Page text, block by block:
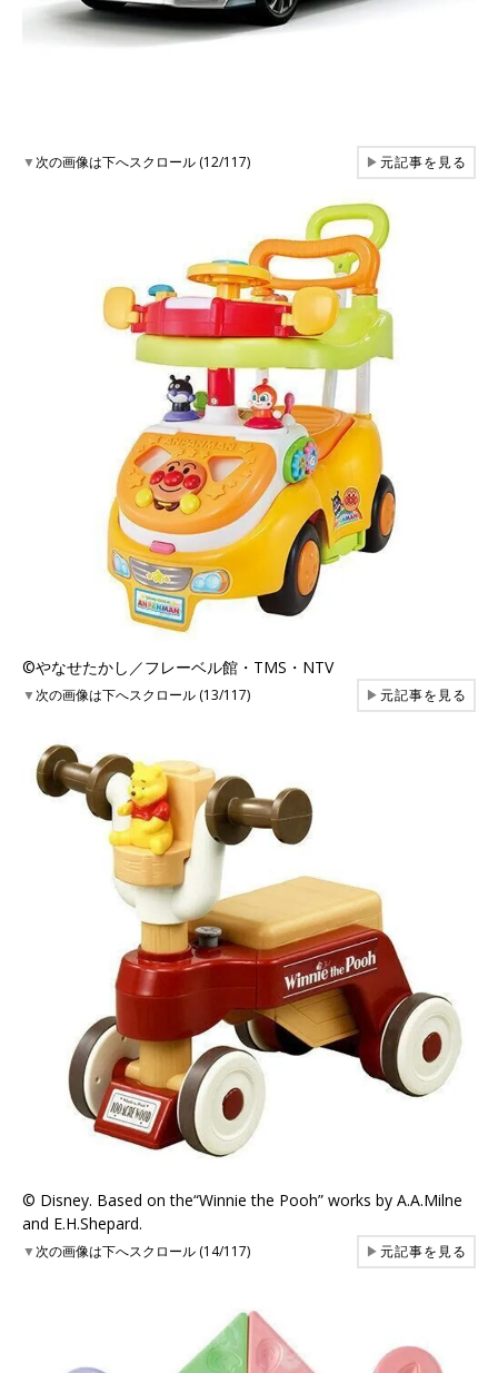
▼次の画像は下へスクロール (12/117) ▶元記事を見る
©︎やなせたかし／フレーベル館・TMS・NTV
▼次の画像は下へスクロール (13/117) ▶元記事を見る
©︎ Disney. Based on the“Winnie the Pooh” works by A.A.Milne
and E.H.Shepard.
▼次の画像は下へスクロール (14/117) ▶元記事を見る